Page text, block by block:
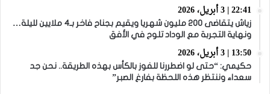
22:41 | 3 أبريل، 2026
زياش يتقاضى 200 مليون شهريا ويقيم بجناح فاخر بـ4 ملايين لليلة…
ونهاية التجربة مع الوداد تلوح في الأفق
13:50 | 3 أبريل، 2026
حكيمي: “حتى لو اضطررنا للفوز بالكأس بهذه الطريقة.. نحن جد
سعداء وننتظر هذه اللحظة بفارغ الصبر”